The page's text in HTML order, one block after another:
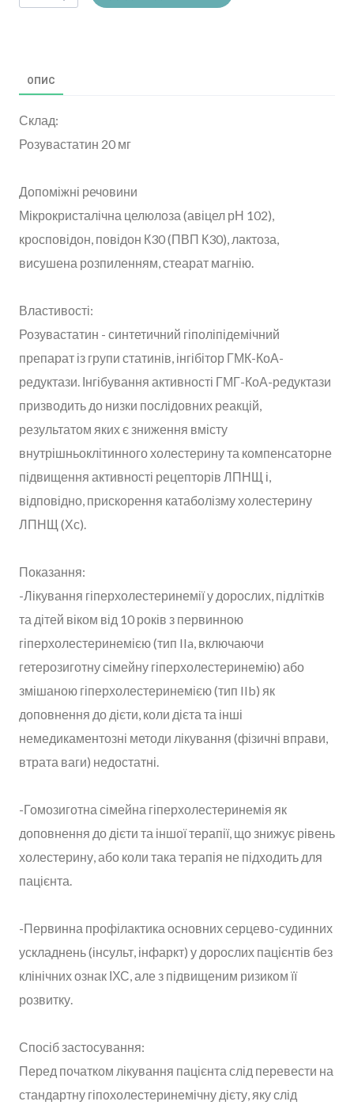
ОПИС
Склад:
Розувастатин 20 мг
Допоміжні речовини
Мікрокристалічна целюлоза (авіцел рН 102),
кросповідон, повідон К30 (ПВП К30), лактоза,
висушена розпиленням, стеарат магнію.
Властивості:
Розувастатин - синтетичний гіполіпідемічний
препарат із групи статинів, інгібітор ГМК-КоА-
редуктази. Інгібування активності ГМГ-КоА-редуктази
призводить до низки послідовних реакцій,
результатом яких є зниження вмісту
внутрішньоклітинного холестерину та компенсаторне
підвищення активності рецепторів ЛПНЩ і,
відповідно, прискорення катаболізму холестерину
ЛПНЩ (Хс).
Показання:
-Лікування гіперхолестеринемії у дорослих, підлітків
та дітей віком від 10 років з первинною
гіперхолестеринемією (тип IIa, включаючи
гетерозиготну сімейну гіперхолестеринемію) або
змішаною гіперхолестеринемією (тип IIb) як
доповнення до дієти, коли дієта та інші
немедикаментозні методи лікування (фізичні вправи,
втрата ваги) недостатні.
-Гомозиготна сімейна гіперхолестеринемія як
доповнення до дієти та іншої терапії, що знижує рівень
холестерину, або коли така терапія не підходить для
пацієнта.
-Первинна профілактика основних серцево-судинних
ускладнень (інсульт, інфаркт) у дорослих пацієнтів без
клінічних ознак ІХС, але з підвищеним ризиком її
розвитку.
Спосіб застосування:
Перед початком лікування пацієнта слід перевести на
стандартну гіпохолестеринемічну дієту, яку слід